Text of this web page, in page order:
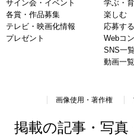
サイン会・イベント
各賞・作品募集
テレビ・映画化情報
プレゼント
学ぶ・
楽しむ
応募する
Webコ
SNS一覧
動画一覧
画像使用・著作権
掲載の記事・写